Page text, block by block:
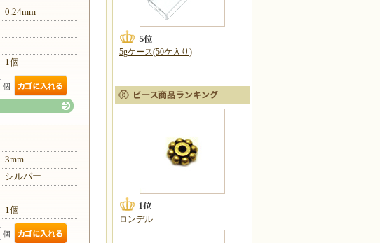
0.24mm
1個
個
3mm
シルバー
1個
個
5gケース(50ケ入り)
ロンデル